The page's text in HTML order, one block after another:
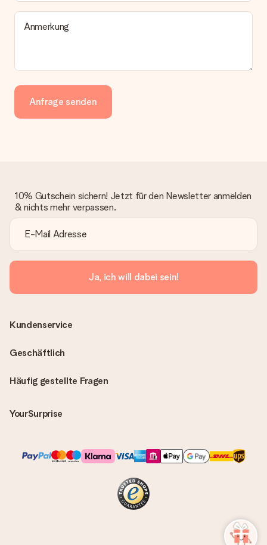
Anmerkung
Anfrage senden
10% Gutschein sichern! Jetzt für den Newsletter anmelden
& nichts mehr verpassen.
Ja, ich will dabei sein!
Häufig gestellte Fragen
YourSurprise
Kundenservice
Geschäftlich